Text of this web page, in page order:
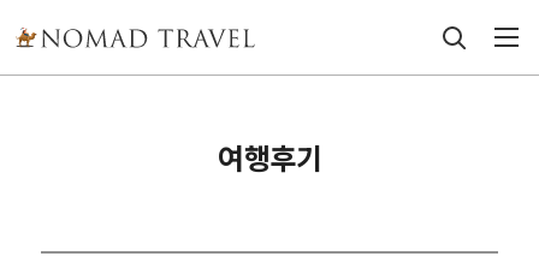
여행후기